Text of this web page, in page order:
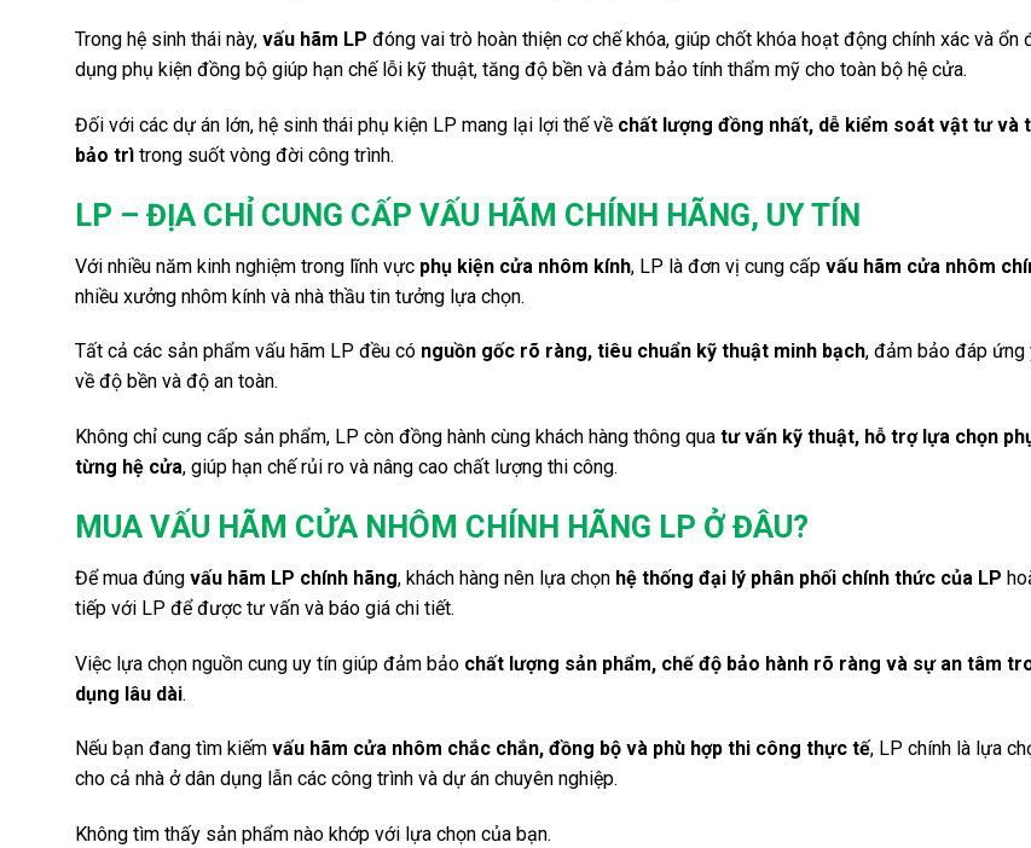
Trong hệ sinh thái này, vấu hãm LP đóng vai trò hoàn thiện cơ chế khóa, giúp chốt khóa hoạt động chính xác và ổn
dụng phụ kiện đồng bộ giúp hạn chế lỗi kỹ thuật, tăng độ bền và đảm bảo tính thẩm mỹ cho toàn bộ hệ cửa.
Đối với các dự án lớn, hệ sinh thái phụ kiện LP mang lại lợi thế về chất lượng đồng nhất, dễ kiểm soát vật tư và
bảo trì trong suốt vòng đời công trình.
LP – ĐỊA CHỈ CUNG CẤP VẤU HÃM CHÍNH HÃNG, UY TÍN
Với nhiều năm kinh nghiệm trong lĩnh vực phụ kiện cửa nhôm kính, LP là đơn vị cung cấp vấu hãm cửa nhôm
nhiều xưởng nhôm kính và nhà thầu tin tưởng lựa chọn.
Tất cả các sản phẩm vấu hãm LP đều có nguồn gốc rõ ràng, tiêu chuẩn kỹ thuật minh bạch, đảm bảo đáp ứng
về độ bền và độ an toàn.
Không chỉ cung cấp sản phẩm, LP còn đồng hành cùng khách hàng thông qua tư vấn kỹ thuật, hỗ trợ lựa chọn
từng hệ cửa, giúp hạn chế rủi ro và nâng cao chất lượng thi công.
MUA VẤU HÃM CỬA NHÔM CHÍNH HÃNG LP Ở ĐÂU?
Để mua đúng vấu hãm LP chính hãng, khách hàng nên lựa chọn hệ thống đại lý phân phối chính thức của LP
tiếp với LP để được tư vấn và báo giá chi tiết.
Việc lựa chọn nguồn cung uy tín giúp đảm bảo chất lượng sản phẩm, chế độ bảo hành rõ ràng và sự an tâm
dụng lâu dài.
Nếu bạn đang tìm kiếm vấu hãm cửa nhôm chắc chắn, đồng bộ và phù hợp thi công thực tế, LP chính là lựa
cho cả nhà ở dân dụng lẫn các công trình và dự án chuyên nghiệp.
Không tìm thấy sản phẩm nào khớp với lựa chọn của bạn.